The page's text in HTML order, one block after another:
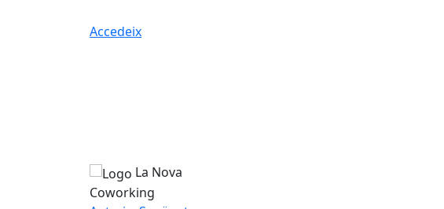
Accedeix
La Nova
Coworking